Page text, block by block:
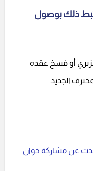
ذلك بوصول
أو فسخ عقده
الجديد.
عن مشاركة خوان